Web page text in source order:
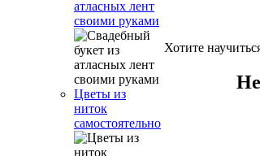
атласных лент
своими руками
Цветы из
ниток
самостоятельно
Хотите